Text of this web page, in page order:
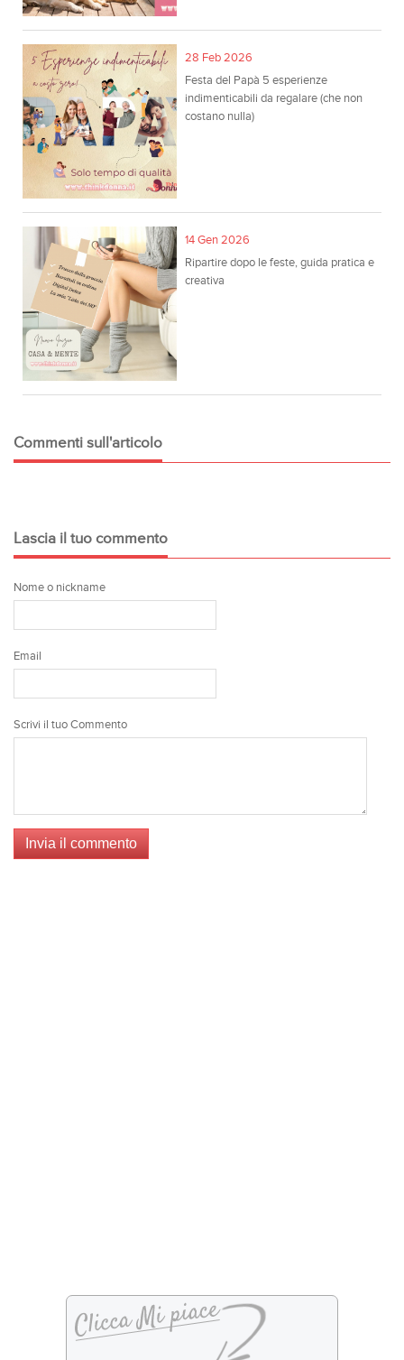
28 Feb 2026
Festa del Papà 5 esperienze
indimenticabili da regalare (che non
costano nulla)
14 Gen 2026
Ripartire dopo le feste, guida pratica e
creativa
Commenti sull'articolo
Lascia il tuo commento
Nome o nickname
Email
Scrivi il tuo Commento
Invia il commento